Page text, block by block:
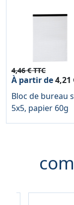
4,46 € TTC
À partir de4,21
Bloc de bureau
5x5, papier 60g